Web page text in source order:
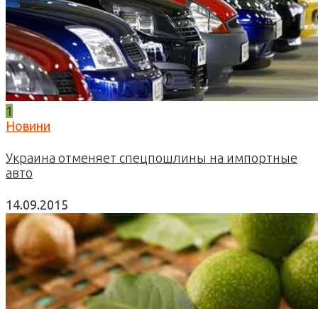
1
Новини
Украина отменяет спецпошлины на импортные
авто
14.09.2015